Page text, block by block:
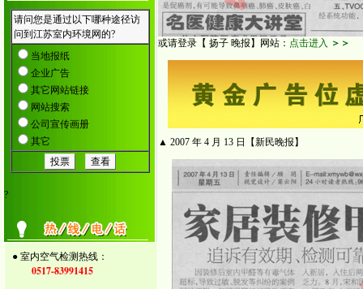
?
● 室内空气检测热线：
0517-83991415
或请登录【 扬子 晚报】网站： 点击进入 ＞＞
▲ 2007 年 4 月 13 日【新民晚报】